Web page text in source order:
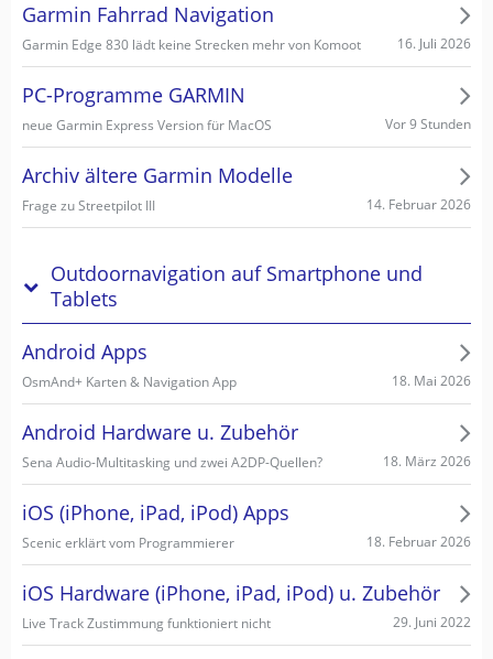
Garmin Fahrrad Navigation
Garmin Edge 830 lädt keine Strecken mehr von Komoot 16. Juli 2026
PC-Programme GARMIN
neue Garmin Express Version für MacOS Vor 9 Stunden
Archiv ältere Garmin Modelle
Frage zu Streetpilot III 14. Februar 2026
Outdoornavigation auf Smartphone und
Tablets
Android Apps
OsmAnd+ Karten & Navigation App 18. Mai 2026
Android Hardware u. Zubehör
Sena Audio-Multitasking und zwei A2DP-Quellen? 18. März 2026
iOS (iPhone, iPad, iPod) Apps
Scenic erklärt vom Programmierer 18. Februar 2026
iOS Hardware (iPhone, iPad, iPod) u. Zubehör
Live Track Zustimmung funktioniert nicht 29. Juni 2022